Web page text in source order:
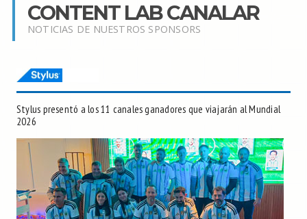
CONTENT LAB CANALAR
NOTICIAS DE NUESTROS SPONSORS
Stylus presentó a los 11 canales ganadores que viajarán al Mundial
2026